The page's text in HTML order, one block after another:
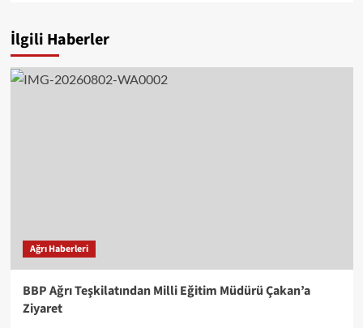
İlgili Haberler
Ağrı Haberleri
BBP Ağrı Teşkilatından Milli Eğitim Müdürü Çakan’a
Ziyaret